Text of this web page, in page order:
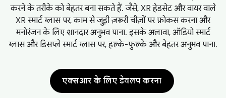
करने के तरीके को बेहतर बना सकते हैं. जैसे, XR हेडसेट और वायर वाले
XR स्मार्ट ग्लास पर, काम से जुड़ी ज़रूरी चीज़ों पर फ़ोकस करना और
मनोरंजन के लिए शानदार अनुभव पाना. इसके अलावा, ऑडियो स्मार्ट
ग्लास और डिसप्ले स्मार्ट ग्लास पर, हल्के-फुल्के और बेहतर अनुभव पाना.
एक्सआर के लिए डेवलप करना